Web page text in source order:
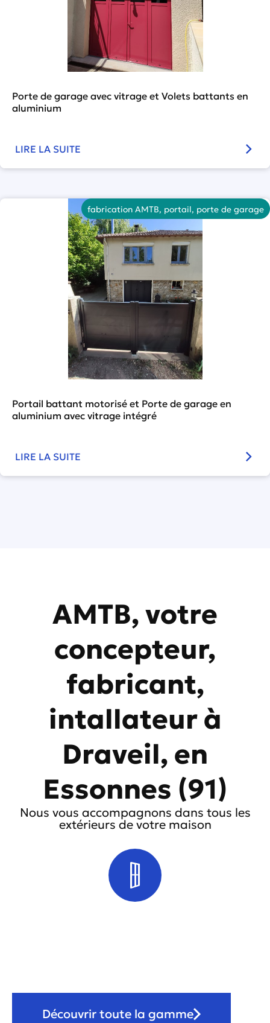
Porte de garage avec vitrage et Volets battants en
aluminium
LIRE LA SUITE
fabrication AMTB, portail, porte de garage
Portail battant motorisé et Porte de garage en
aluminium avec vitrage intégré
LIRE LA SUITE
AMTB, votre
concepteur,
fabricant,
intallateur à
Draveil, en
Essonnes (91)
Nous vous accompagnons dans tous les
extérieurs de votre maison
Découvrir toute la gamme